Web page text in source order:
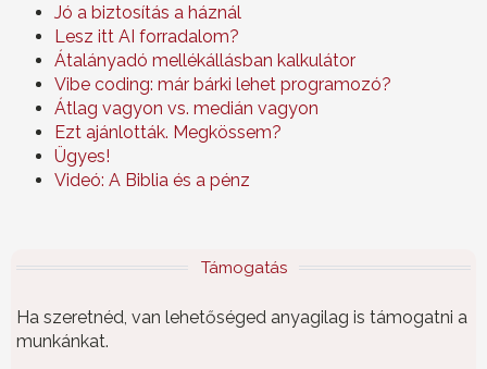
Jó a biztosítás a háznál
Lesz itt AI forradalom?
Átalányadó mellékállásban kalkulátor
Vibe coding: már bárki lehet programozó?
Átlag vagyon vs. medián vagyon
Ezt ajánlották. Megkössem?
Ügyes!
Videó: A Biblia és a pénz
Támogatás
Ha szeretnéd, van lehetőséged anyagilag is támogatni a
munkánkat.